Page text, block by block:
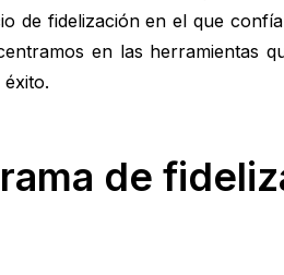
de fidelización en el que
en las herramientas
de